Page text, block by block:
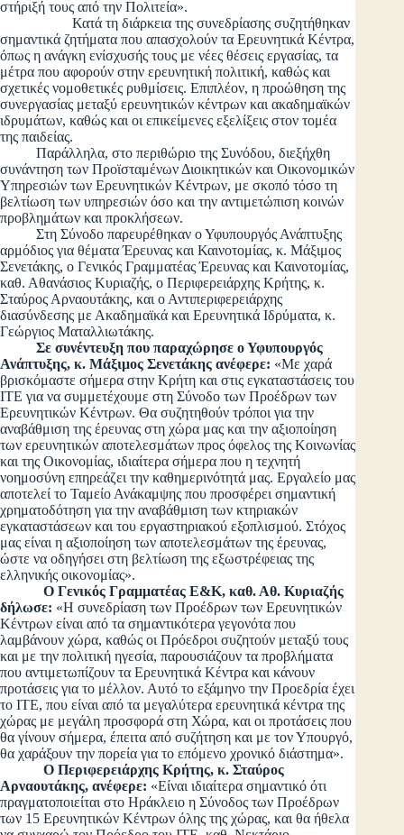
στήριξή τους από την Πολιτεία».
Κατά τη διάρκεια της συνεδρίασης συζητήθηκαν
σημαντικά ζητήματα που απασχολούν τα Ερευνητικά Κέντρα,
όπως η ανάγκη ενίσχυσής τους με νέες θέσεις εργασίας, τα
μέτρα που αφορούν στην ερευνητική πολιτική, καθώς και
σχετικές νομοθετικές ρυθμίσεις. Επιπλέον, η προώθηση της
συνεργασίας μεταξύ ερευνητικών κέντρων και ακαδημαϊκών
ιδρυμάτων, καθώς και οι επικείμενες εξελίξεις στον τομέα
της παιδείας.
Παράλληλα, στο περιθώριο της Συνόδου, διεξήχθη
συνάντηση των Προϊσταμένων Διοικητικών και Οικονομικών
Υπηρεσιών των Ερευνητικών Κέντρων, με σκοπό τόσο τη
βελτίωση των υπηρεσιών όσο και την αντιμετώπιση κοινών
προβλημάτων και προκλήσεων.
Στη Σύνοδο παρευρέθηκαν ο Υφυπουργός Ανάπτυξης
αρμόδιος για θέματα Έρευνας και Καινοτομίας, κ. Μάξιμος
Σενετάκης, ο Γενικός Γραμματέας Έρευνας και Καινοτομίας,
καθ. Αθανάσιος Κυριαζής, ο Περιφερειάρχης Κρήτης, κ.
Σταύρος Αρναουτάκης, και ο Αντιπεριφερειάρχης
διασύνδεσης με Ακαδημαϊκά και Ερευνητικά Ιδρύματα, κ.
Γεώργιος Ματαλλιωτάκης.
Σε συνέντευξη που παραχώρησε ο Υφυπουργός
Ανάπτυξης, κ. Μάξιμος Σενετάκης ανέφερε: «Με χαρά
βρισκόμαστε σήμερα στην Κρήτη και στις εγκαταστάσεις του
ΙΤΕ για να συμμετέχουμε στη Σύνοδο των Προέδρων των
Ερευνητικών Κέντρων. Θα συζητηθούν τρόποι για την
αναβάθμιση της έρευνας στη χώρα μας και την αξιοποίηση
των ερευνητικών αποτελεσμάτων προς όφελος της Κοινωνίας
και της Οικονομίας, ιδιαίτερα σήμερα που η τεχνητή
νοημοσύνη επηρεάζει την καθημερινότητά μας. Εργαλείο μας
αποτελεί το Ταμείο Ανάκαμψης που προσφέρει σημαντική
χρηματοδότηση για την αναβάθμιση των κτηριακών
εγκαταστάσεων και του εργαστηριακού εξοπλισμού. Στόχος
μας είναι η αξιοποίηση των αποτελεσμάτων της έρευνας,
ώστε να οδηγήσει στη βελτίωση της εξωστρέφειας της
ελληνικής οικονομίας».
O Γενικός Γραμματέας Ε&Κ, καθ. Αθ. Κυριαζής
δήλωσε: «Η συνεδρίαση των Προέδρων των Ερευνητικών
Κέντρων είναι από τα σημαντικότερα γεγονότα που
λαμβάνουν χώρα, καθώς οι Πρόεδροι συζητούν μεταξύ τους
και με την πολιτική ηγεσία, παρουσιάζουν τα προβλήματα
που αντιμετωπίζουν τα Ερευνητικά Κέντρα και κάνουν
προτάσεις για το μέλλον. Αυτό το εξάμηνο την Προεδρία έχει
το ΙΤΕ, που είναι από τα μεγαλύτερα ερευνητικά κέντρα της
χώρας με μεγάλη προσφορά στη Χώρα, και οι προτάσεις που
θα γίνουν σήμερα, έπειτα από συζήτηση και με τον Υπουργό,
θα χαράξουν την πορεία για το επόμενο χρονικό διάστημα».
Ο Περιφερειάρχης Κρήτης, κ. Σταύρος
Αρναουτάκης, ανέφερε: «Είναι ιδιαίτερα σημαντικό ότι
πραγματοποιείται στο Ηράκλειο η Σύνοδος των Προέδρων
των 15 Ερευνητικών Κέντρων όλης της χώρας, και θα ήθελα